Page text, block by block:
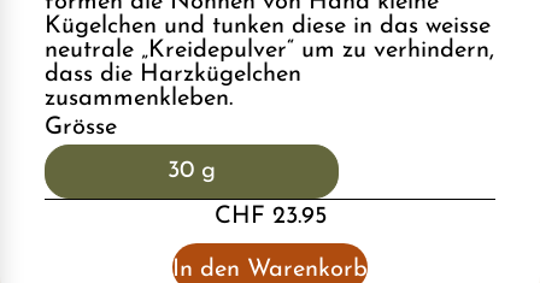
Kügelchen und tunken diese in das weisse
neutrale „Kreidepulver“ um zu verhindern,
dass die Harzkügelchen
zusammenkleben.
Grösse
30 g
CHF 23.95
In den Warenkorb